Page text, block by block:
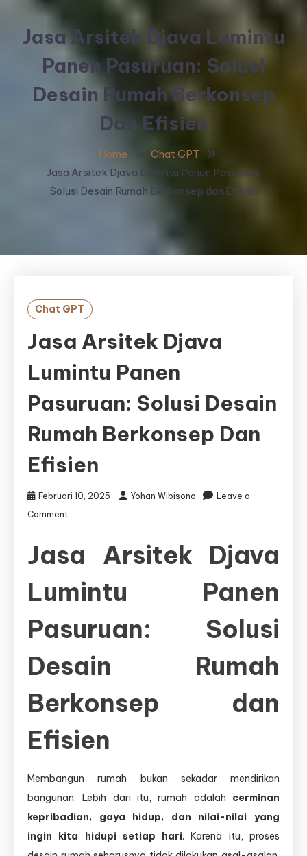
Jasa Arsitek Djava Lumintu
Panen Pasuruan: Solusi
Desain Rumah Berkonsep
Dan Efisien
Home
Chat GPT
Jasa Arsitek Djava Lumintu Panen Pasuruan:
Solusi Desain Rumah Berkonsep dan Efisien
Chat GPT
Jasa Arsitek Djava
Lumintu Panen
Pasuruan: Solusi Desain
Rumah Berkonsep Dan
Efisien
Februari 10, 2025 Yohan Wibisono
Leave a
Comment
Djava
Panen
Pasuruan:
Desain
Rumah
Berkonsep
dan
Jasa Arsitek Djava
Lumintu Panen
Pasuruan: Solusi
Desain Rumah
Berkonsep dan
Efisien
Membangun rumah bukan sekadar mendirikan
bangunan. Lebih dari itu, rumah adalah cerminan
kepribadian, gaya hidup, dan nilai-nilai yang
ingin kita hidupi setiap hari. Karena itu, proses